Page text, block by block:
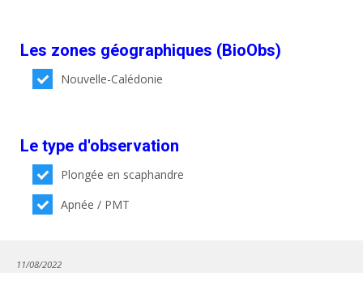
Les zones géographiques (BioObs)
Nouvelle-Calédonie
Le type d'observation
Plongée en scaphandre
Apnée / PMT
11/08/2022